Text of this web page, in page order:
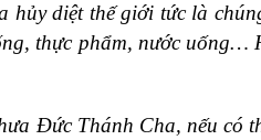
hủy diệt thế giới tức là
thực phẩm, nước uống…
Đức Thánh Cha, nếu có